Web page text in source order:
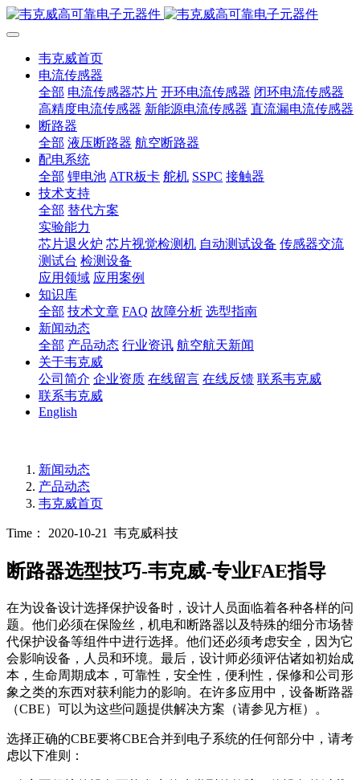
韦克威首页
电流传感器
全部 电流传感器芯片 开环电流传感器 闭环电流传感器
高精度电流传感器 新能源电流传感器 直流漏电流传感器
断路器
全部 液压断路器 航空断路器
配电系统
全部 锂电池 ATR板卡 舵机 SSPC 接触器
技术支持
全部 替代方案
实验能力
芯片退火炉 芯片视觉检测机 自动测试设备 传感器交流
测试台 检测设备
应用领域 应用案例
知识库
全部 技术文章 FAQ 故障分析 选型指南
新闻动态
全部 产品动态 行业资讯 航空航天新闻
关于韦克威
公司简介 企业资质 在线留言 在线反馈 联系韦克威
联系韦克威
English
新闻动态
产品动态
韦克威首页
Time： 2020-10-21 韦克威科技
断路器选型技巧-韦克威-专业FAE指导
在为设备设计选择保护设备时，设计人员面临着各种各样的问
题。他们必须在保险丝，机电和断路器以及特殊的细分市场替
代保护设备等组件中进行选择。他们还必须考虑安全，因为它
会影响设备，人员和环境。最后，设计师必须评估诸如初始成
本，生命周期成本，可靠性，安全性，便利性，保修和公司形
象之类的东西对获利能力的影响。在许多应用中，设备断路器
（CBE）可以为这些问题提供解决方案（请参见方框）。
选择正确的CBE要将CBE合并到电子系统的任何部分中，请考
虑以下准则：